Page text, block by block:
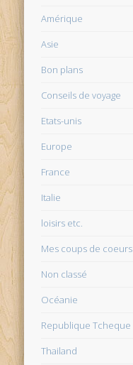
Amérique
Asie
Bon plans
Conseils de voyage
Etats-unis
Europe
France
Italie
loisirs etc.
Mes coups de coeurs
Non classé
Océanie
Republique Tcheque
Thailand